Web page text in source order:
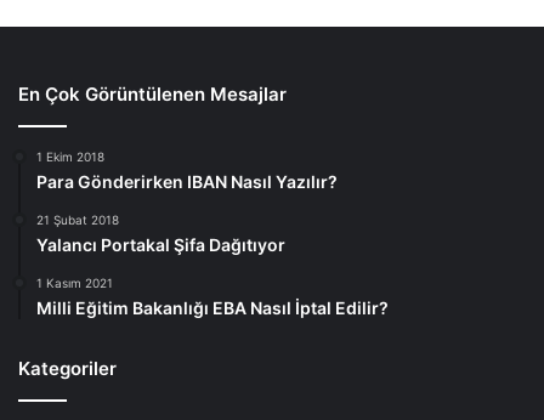
En Çok Görüntülenen Mesajlar
1 Ekim 2018
Para Gönderirken IBAN Nasıl Yazılır?
21 Şubat 2018
Yalancı Portakal Şifa Dağıtıyor
1 Kasım 2021
Milli Eğitim Bakanlığı EBA Nasıl İptal Edilir?
Kategoriler